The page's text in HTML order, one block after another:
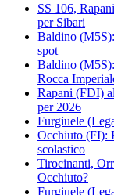
SS 106,
per Sibari
Baldino
spot
Baldino
Rocca
Rapani (FDI)
per 2026
Furgiuele
Occhiuto (FI):
scolastico
Tirocinanti,
Occhiuto?
Furgiuele